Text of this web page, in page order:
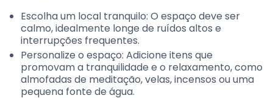
Escolha um local tranquilo: O espaço deve ser
calmo, idealmente longe de ruídos altos e
interrupções frequentes.
Personalize o espaço: Adicione itens que
promovam a tranquilidade e o relaxamento, como
almofadas de meditação, velas, incensos ou uma
pequena fonte de água.